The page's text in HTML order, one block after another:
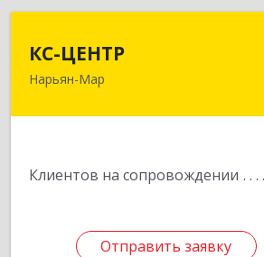
КС-ЦЕНТР
Нарьян-Мар
Клиентов на сопровождении
Отправить заявку
Отправить заявку